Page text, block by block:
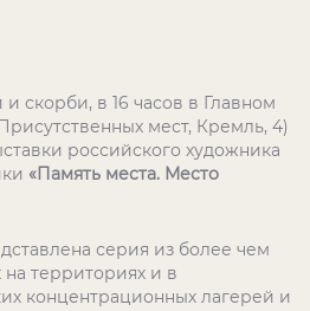
скорби, в 16 часов в Главном
мест, Кремль, 4)
российского художника
«Память места. Место
серия из более чем
территориях и в
концентрационных лагерей и